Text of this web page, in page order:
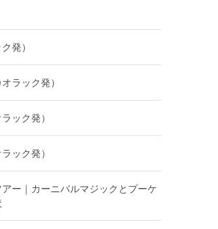
発）
ラック発）
ック発）
ック発）
ー｜カーニバルマジックとプーケ